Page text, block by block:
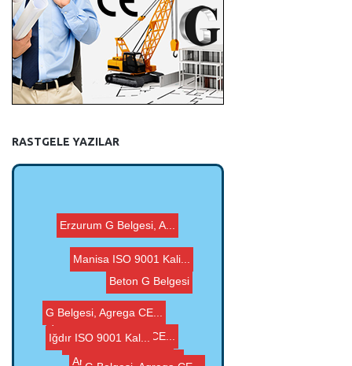
RASTGELE YAZILAR
Bingöl Agrega Anali...
Beton G Belgesi
G Belgesi, Agrega CE...
Tunceli Agrega Anali...
Manisa ISO 9001 Kali...
Erzurum G Belgesi, A...
G Belgesi, Agrega CE...
G Belgesi, Agrega CE...
Iğdır ISO 9001 Kal...